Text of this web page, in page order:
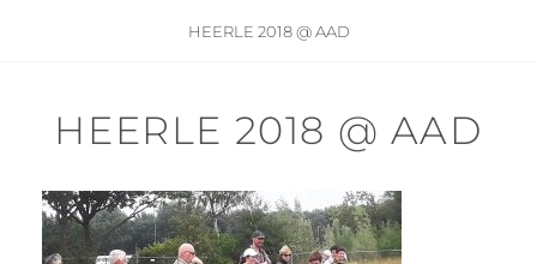
HEERLE 2018 @ AAD
HEERLE 2018 @ AAD